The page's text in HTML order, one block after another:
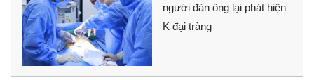
người đàn ông lại phát hiện
K đại tràng